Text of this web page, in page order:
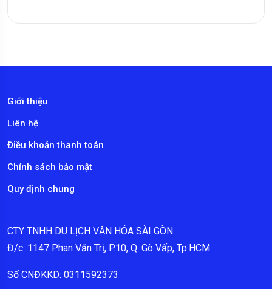
Giới thiệu
Liên hệ
Điều khoản thanh toán
Chính sách bảo mật
Quy định chung
CTY TNHH DU LỊCH VĂN HÓA SÀI GÒN
Đ/c: 1147 Phan Văn Trị, P.10, Q. Gò Vấp, Tp.HCM
Số CNĐKKD: 0311592373